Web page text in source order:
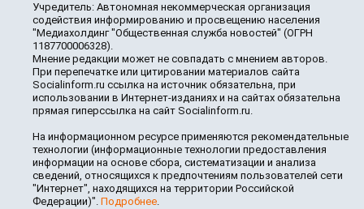
Учредитель: Автономная некоммерческая организация
содействия информированию и просвещению населения
"Медиахолдинг "Общественная служба новостей" (ОГРН
1187700006328).
Мнение редакции может не совпадать с мнением авторов.
При перепечатке или цитировании материалов сайта
Socialinform.ru ссылка на источник обязательна, при
использовании в Интернет-изданиях и на сайтах обязательна
прямая гиперссылка на сайт Socialinform.ru.
На информационном ресурсе применяются рекомендательные
технологии (информационные технологии предоставления
информации на основе сбора, систематизации и анализа
сведений, относящихся к предпочтениям пользователей сети
"Интернет", находящихся на территории Российской
Федерации)". Подробнее.